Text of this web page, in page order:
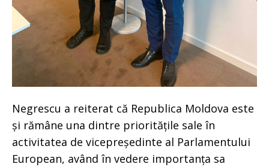
Negrescu a reiterat că Republica Moldova este
și rămâne una dintre prioritățile sale în
activitatea de vicepreședinte al Parlamentului
European, având în vedere importanța sa